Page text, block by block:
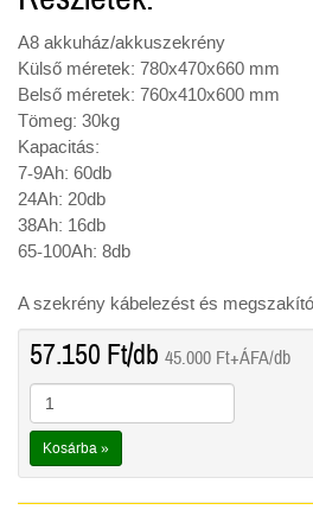
A8 akkuház/akkuszekrény
Külső méretek: 780x470x660 mm
Belső méretek: 760x410x600 mm
Tömeg: 30kg
Kapacitás:
7-9Ah: 60db
24Ah: 20db
38Ah: 16db
65-100Ah: 8db
A szekrény kábelezést és
57.150 Ft/db 45.000 Ft+ÁFA/db
Kosárba »